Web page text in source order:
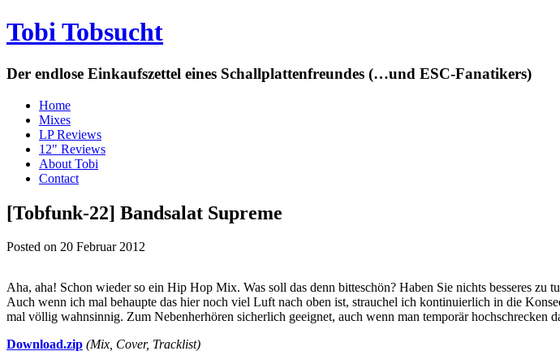
Tobi Tobsucht
Der endlose Einkaufszettel eines Schallplattenfreundes (…und ESC-Fanatikers)
Home
Mixes
LP Reviews
12" Reviews
About Tobi
Contact
[Tobfunk-22] Bandsalat Supreme
Posted on 20 Februar 2012
Aha, aha! Schon wieder so ein Hip Hop Mix. Was soll das denn bitteschön? Haben Sie nichts besseres zu
Auch wenn ich mal behaupte das hier noch viel Luft nach oben ist, strauchel ich kontinuierlich in die
mal völlig wahnsinnig. Zum Nebenherhören sicherlich geeignet, auch wenn man temporär
Download.zip (Mix, Cover, Tracklist)